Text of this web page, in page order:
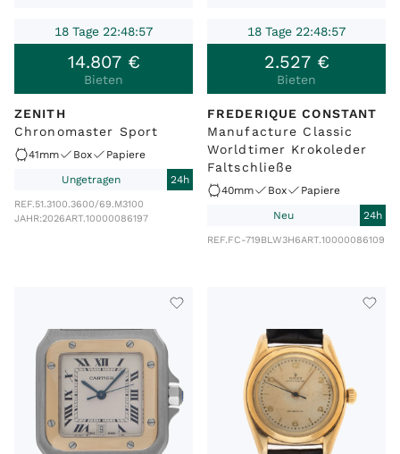
18 Tage 22:48:57
14.807 €
Bieten
ZENITH
Chronomaster Sport
41mm Box
Papiere
Ungetragen
24h
REF.51.3100.3600/69.M3100
JAHR:2026ART.10000086197
18 Tage 22:48:57
2.527 €
Bieten
FREDERIQUE CONSTANT
Manufacture Classic
Worldtimer Krokoleder
Faltschließe
40mm Box
Papiere
Neu
24h
REF.FC-719BLW3H6ART.10000086109